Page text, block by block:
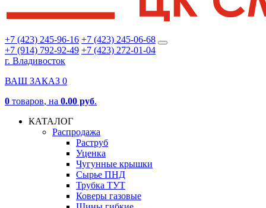
+7 (423) 245-96-16 +7 (423) 245-06-68
+7 (914) 792-92-49 +7 (423) 272-01-04
г. Владивосток
ВАШ ЗАКАЗ 0
0 товаров, на 0.00 руб.
КАТАЛОГ
Распродажа
Раструб
Уценка
Чугунные крышки
Сырье ПНД
Трубка ТУТ
Коверы газовые